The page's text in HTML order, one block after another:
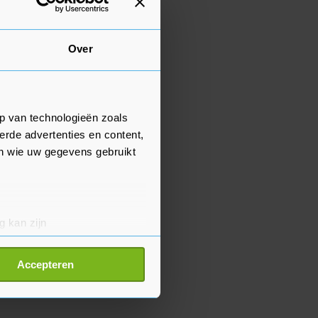
Over
van technologieën zoals
advertenties en content,
wie uw gegevens gebruikt
kan zijn
detailgedeelte
Accepteren